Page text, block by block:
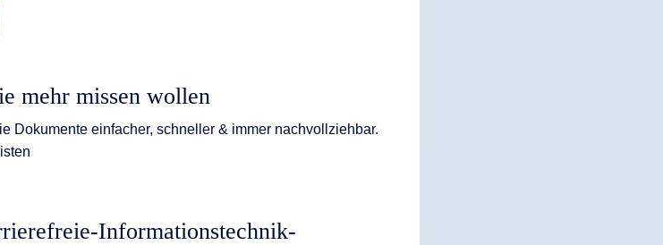
mehr missen wollen
Dokumente einfacher, schneller & immer nachvollziehbar.
Informationstechnik-